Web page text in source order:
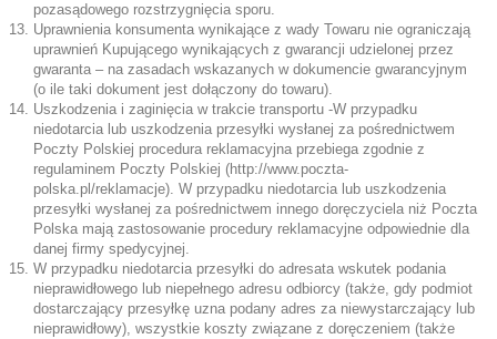
pozasądowego rozstrzygnięcia sporu.
Uprawnienia konsumenta wynikające z wady Towaru nie ograniczają
uprawnień Kupującego wynikających z gwarancji udzielonej przez
gwaranta – na zasadach wskazanych w dokumencie gwarancyjnym
(o ile taki dokument jest dołączony do towaru).
Uszkodzenia i zaginięcia w trakcie transportu -W przypadku
niedotarcia lub uszkodzenia przesyłki wysłanej za pośrednictwem
Poczty Polskiej procedura reklamacyjna przebiega zgodnie z
regulaminem Poczty Polskiej (http://www.poczta-
polska.pl/reklamacje). W przypadku niedotarcia lub uszkodzenia
przesyłki wysłanej za pośrednictwem innego doręczyciela niż Poczta
Polska mają zastosowanie procedury reklamacyjne odpowiednie dla
danej firmy spedycyjnej.
W przypadku niedotarcia przesyłki do adresata wskutek podania
nieprawidłowego lub niepełnego adresu odbiorcy (także, gdy podmiot
dostarczający przesyłkę uzna podany adres za niewystarczający lub
nieprawidłowy), wszystkie koszty związane z doręczeniem (także